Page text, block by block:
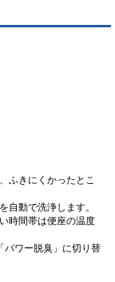
ふきにくかったとこ
自動で洗浄します。
時間帯は便座の温度
パワー脱臭」に切り替